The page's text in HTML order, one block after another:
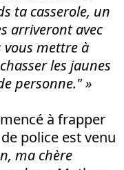
ta casserole, un
arriveront avec
vous mettre à
les jaunes
personne." »
à frapper
police est venu
ma chère